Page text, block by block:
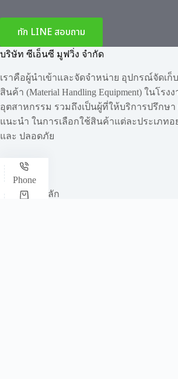
ทัก LINE สอบถาม
บริษัท ซีเอ็นซี มูฟวิ่ง จำกัด
เราคือผู้นำเข้าและจัดจำหน่าย อุปกรณ์จัดเก็
สินค้า (Material Handling Equipment) ในโรง
อุตสาหกรรม รวมถึงเป็นผู้ที่ให้บริการปรึกษา
แนะนำ ในการเลือกใช้สินค้าแต่ละประเภทอ
และ ปลอดภัย
หน้าหลัก
Phone